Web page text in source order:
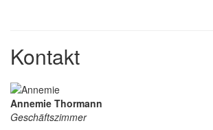
Kontakt
Annemie Thormann
Geschäftszimmer